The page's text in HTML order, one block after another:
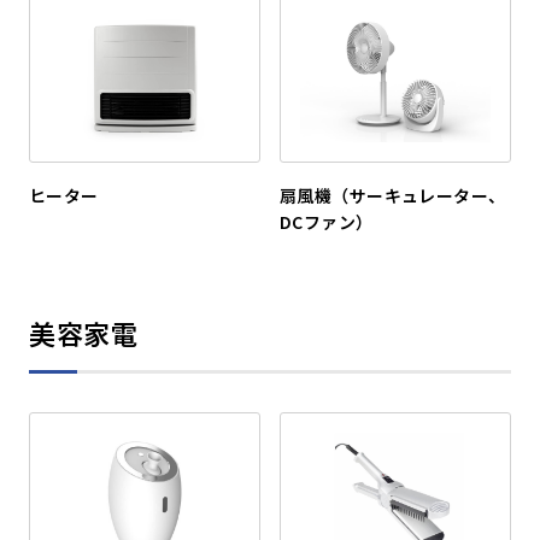
ヒーター
扇風機（サーキュレーター、
DCファン）
美容家電